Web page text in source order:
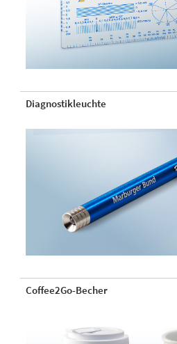
Diagnostikleuchte
Coffee2Go-Becher